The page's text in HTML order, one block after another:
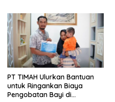
PT TIMAH Ulurkan Bantuan
untuk Ringankan Biaya
Pengobatan Bayi di